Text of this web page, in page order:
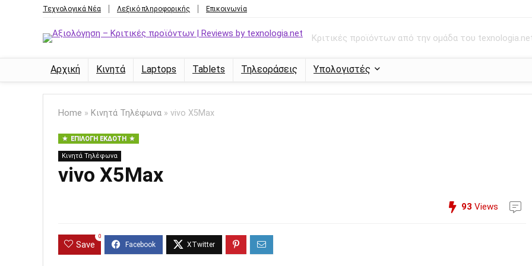
Τεχνολογικά Νέα Λεξικό πληροφορικής Επικοινωνία
Κριτικές προϊόντων από την ομάδα του
Αρχική Κινητά Laptops Tablets Τηλεοράσεις Υπολογιστές
Home » Κινητά Τηλέφωνα » vivo X5Max
ΕΠΙΛΟΓΉ ΕΚΔΌΤΗ
Κινητά Τηλέφωνα
vivo X5Max
93 Views
Save
0